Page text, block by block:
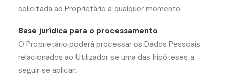
solicitada ao Proprietário a qualquer momento.
Base jurídica para o processamento
O Proprietário poderá processar os Dados Pessoais
relacionados ao Utilizador se uma das hipóteses a
seguir se aplicar: